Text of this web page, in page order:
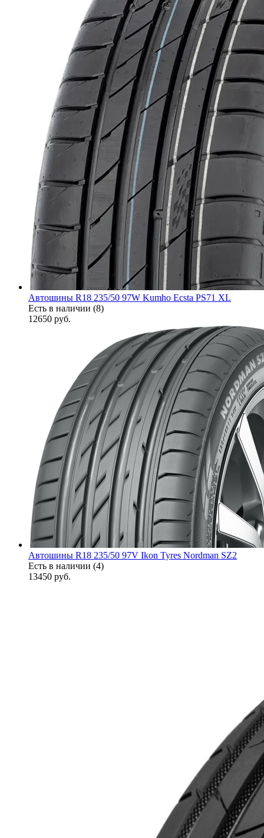
Автошины R18 235/50 97W Kumho Ecsta PS71 XL
Есть в наличии (8)
12650 руб.
Автошины R18 235/50 97V Ikon Tyres Nordman SZ2
Есть в наличии (4)
13450 руб.